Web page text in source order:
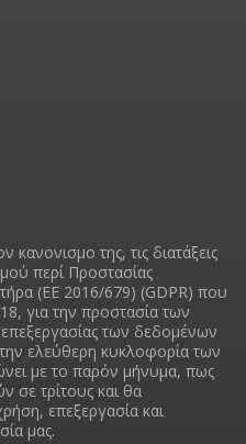
της, τις διατάξεις
περί Προστασίας
(ΕΕ 2016/679) (GDPR) που
για την προστασία των
των δεδομένων
ελεύθερη κυκλοφορία των
με το παρόν μήνυμα, πως
σε τρίτους και θα
επεξεργασία και
μας.